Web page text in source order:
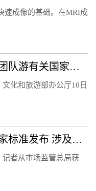
速成像的基础。在MRI成
文旅部公布第三批恢复出境团队游有关国家和地区名单
化和旅游部办公厅10日
市场监管总局：一批重要国家标准发布 涉及暑期活动、家居生活等领域
者从市场监管总局获